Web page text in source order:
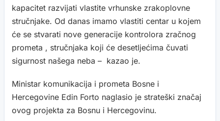
kapacitet razvijati vlastite vrhunske zrakoplovne
stručnjake. Od danas imamo vlastiti centar u kojem
će se stvarati nove generacije kontrolora zračnog
prometa , stručnjaka koji će desetljećima čuvati
sigurnost našega neba – kazao je.
Ministar komunikacija i prometa Bosne i
Hercegovine Edin Forto naglasio je strateški značaj
ovog projekta za Bosnu i Hercegovinu.